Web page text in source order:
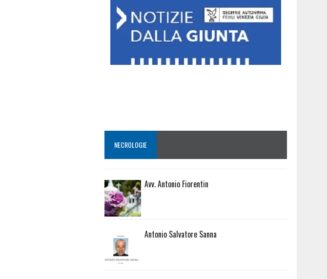
NECROLOGIE
Avv. Antonio Fiorentin
Antonio Salvatore Sanna